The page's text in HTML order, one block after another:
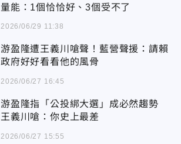
量能：1個恰恰好、3個受不了
2026/06/29 11:38
游盈隆遭王義川嗆聲！藍營聲援：請賴
政府好好看看他的風骨
2026/06/27 16:45
游盈隆指「公投綁大選」成必然趨勢
王義川嗆：你史上最差
2026/06/27 15:55